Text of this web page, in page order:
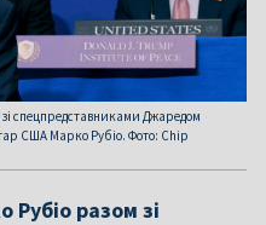
спецпредставниками Джаредом
США Марко Рубіо. Фото: Chip
разом зі